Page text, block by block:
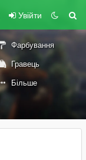
Увійти
Фарбування
Гравець
Більше